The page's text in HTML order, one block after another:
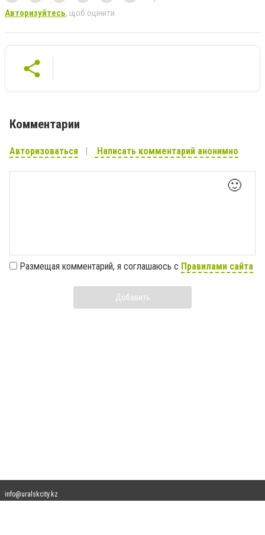
Авторизуйтесь, щоб оцінити
Комментарии
Авторизоваться Написать комментарий анонимно
🙂
Размещая комментарий, я соглашаюсь с Правилами сайта
Добавить
info@uralskcity.kz